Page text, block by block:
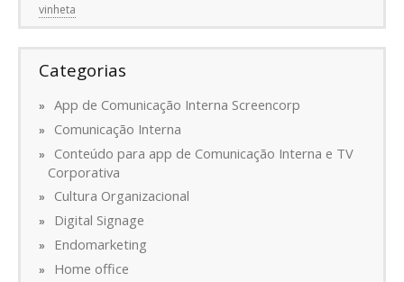
vinheta
Categorias
App de Comunicação Interna Screencorp
Comunicação Interna
Conteúdo para app de Comunicação Interna e TV
Corporativa
Cultura Organizacional
Digital Signage
Endomarketing
Home office